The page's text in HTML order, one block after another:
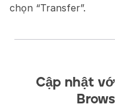
chọn “Transfer”.
Cập nhật